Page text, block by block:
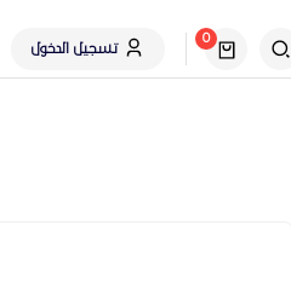
0
تسجيل الدخول